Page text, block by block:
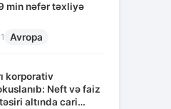
min nəfər təxliyə
Avropa
korporativ
Neft və faiz
altında cari